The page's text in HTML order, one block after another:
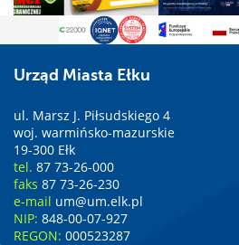
Urząd Miasta Ełku
ul. Marsz J. Piłsudskiego 4
woj. warmińsko-mazurskie
19-300 Ełk
tel. 87 73-26-000
faks 87 73-26-230
e-mail um@um.elk.pl
NIP: 848-00-07-927
REGON: 000523287